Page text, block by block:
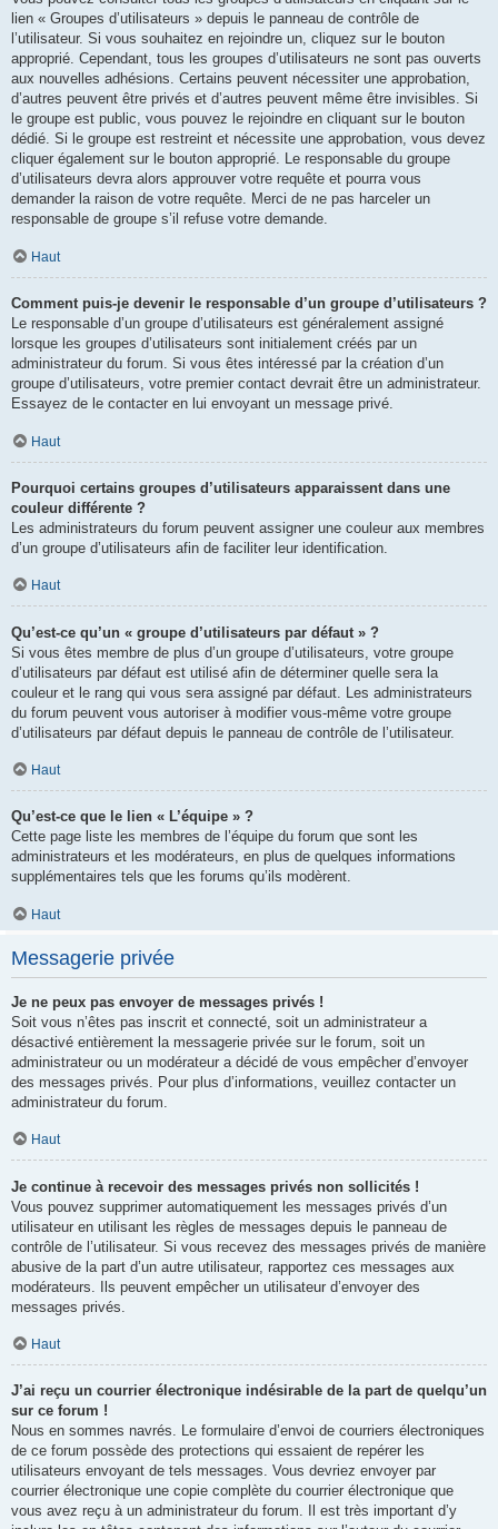
lien « Groupes d’utilisateurs » depuis le panneau de contrôle de
l’utilisateur. Si vous souhaitez en rejoindre un, cliquez sur le bouton
approprié. Cependant, tous les groupes d’utilisateurs ne sont pas ouverts
aux nouvelles adhésions. Certains peuvent nécessiter une approbation,
d’autres peuvent être privés et d’autres peuvent même être invisibles. Si
le groupe est public, vous pouvez le rejoindre en cliquant sur le bouton
dédié. Si le groupe est restreint et nécessite une approbation, vous devez
cliquer également sur le bouton approprié. Le responsable du groupe
d’utilisateurs devra alors approuver votre requête et pourra vous
demander la raison de votre requête. Merci de ne pas harceler un
responsable de groupe s’il refuse votre demande.
Haut
Comment puis-je devenir le responsable d’un groupe d’utilisateurs ?
Le responsable d’un groupe d’utilisateurs est généralement assigné
lorsque les groupes d’utilisateurs sont initialement créés par un
administrateur du forum. Si vous êtes intéressé par la création d’un
groupe d’utilisateurs, votre premier contact devrait être un administrateur.
Essayez de le contacter en lui envoyant un message privé.
Haut
Pourquoi certains groupes d’utilisateurs apparaissent dans une
couleur différente ?
Les administrateurs du forum peuvent assigner une couleur aux membres
d’un groupe d’utilisateurs afin de faciliter leur identification.
Haut
Qu’est-ce qu’un « groupe d’utilisateurs par défaut » ?
Si vous êtes membre de plus d’un groupe d’utilisateurs, votre groupe
d’utilisateurs par défaut est utilisé afin de déterminer quelle sera la
couleur et le rang qui vous sera assigné par défaut. Les administrateurs
du forum peuvent vous autoriser à modifier vous-même votre groupe
d’utilisateurs par défaut depuis le panneau de contrôle de l’utilisateur.
Haut
Qu’est-ce que le lien « L’équipe » ?
Cette page liste les membres de l’équipe du forum que sont les
administrateurs et les modérateurs, en plus de quelques informations
supplémentaires tels que les forums qu’ils modèrent.
Haut
Messagerie privée
Je ne peux pas envoyer de messages privés !
Soit vous n’êtes pas inscrit et connecté, soit un administrateur a
désactivé entièrement la messagerie privée sur le forum, soit un
administrateur ou un modérateur a décidé de vous empêcher d’envoyer
des messages privés. Pour plus d’informations, veuillez contacter un
administrateur du forum.
Haut
Je continue à recevoir des messages privés non sollicités !
Vous pouvez supprimer automatiquement les messages privés d’un
utilisateur en utilisant les règles de messages depuis le panneau de
contrôle de l’utilisateur. Si vous recevez des messages privés de manière
abusive de la part d’un autre utilisateur, rapportez ces messages aux
modérateurs. Ils peuvent empêcher un utilisateur d’envoyer des
messages privés.
Haut
J’ai reçu un courrier électronique indésirable de la part de quelqu’un
sur ce forum !
Nous en sommes navrés. Le formulaire d’envoi de courriers électroniques
de ce forum possède des protections qui essaient de repérer les
utilisateurs envoyant de tels messages. Vous devriez envoyer par
courrier électronique une copie complète du courrier électronique que
vous avez reçu à un administrateur du forum. Il est très important d’y